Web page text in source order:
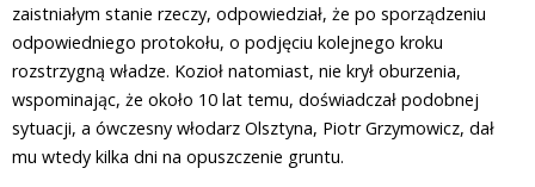
zaistniałym stanie rzeczy, odpowiedział, że po sporządzeniu
odpowiedniego protokołu, o podjęciu kolejnego kroku
rozstrzygną władze. Kozioł natomiast, nie krył oburzenia,
wspominając, że około 10 lat temu, doświadczał podobnej
sytuacji, a ówczesny włodarz Olsztyna, Piotr Grzymowicz, dał
mu wtedy kilka dni na opuszczenie gruntu.